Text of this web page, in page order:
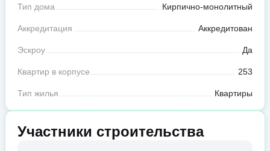
Тип дома Кирпично-монолитный
Аккредитация Аккредитован
Эскроу Да
Квартир в корпусе 253
Тип жилья Квартиры
Участники строительства